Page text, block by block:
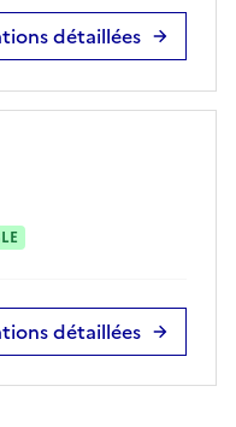
détaillées
détaillées